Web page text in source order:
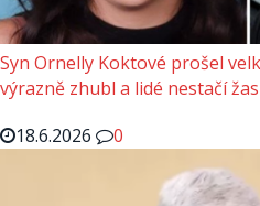
Syn Ornelly Koktové prošel
výrazně zhubl a lidé nestačí
18.6.2026
0